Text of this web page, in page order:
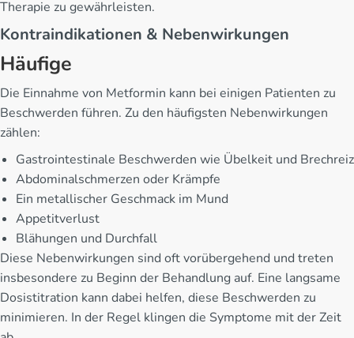
Therapie zu gewährleisten.
Kontraindikationen & Nebenwirkungen
Häufige
Die Einnahme von Metformin kann bei einigen Patienten zu
Beschwerden führen. Zu den häufigsten Nebenwirkungen
zählen:
Gastrointestinale Beschwerden wie Übelkeit und Brechreiz
Abdominalschmerzen oder Krämpfe
Ein metallischer Geschmack im Mund
Appetitverlust
Blähungen und Durchfall
Diese Nebenwirkungen sind oft vorübergehend und treten
insbesondere zu Beginn der Behandlung auf. Eine langsame
Dosistitration kann dabei helfen, diese Beschwerden zu
minimieren. In der Regel klingen die Symptome mit der Zeit